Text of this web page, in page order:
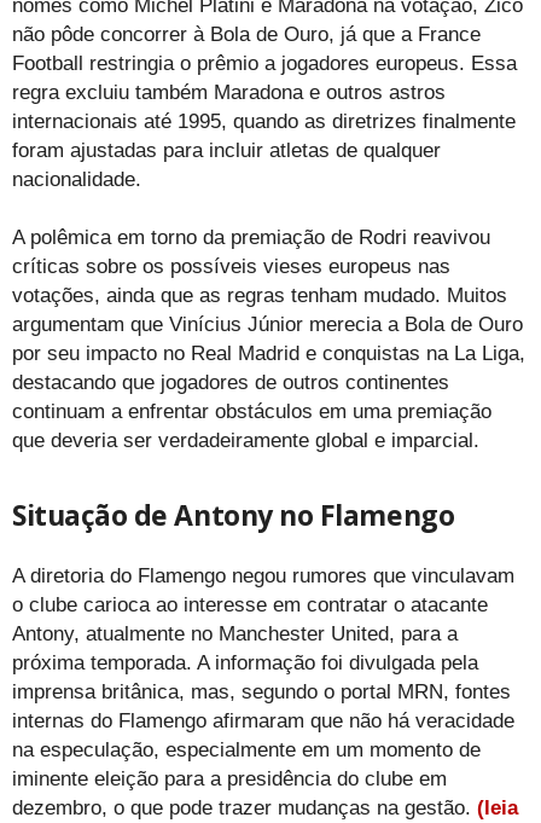
nomes como Michel Platini e Maradona na votação, Zico
não pôde concorrer à Bola de Ouro, já que a France
Football restringia o prêmio a jogadores europeus. Essa
regra excluiu também Maradona e outros astros
internacionais até 1995, quando as diretrizes finalmente
foram ajustadas para incluir atletas de qualquer
nacionalidade.
A polêmica em torno da premiação de Rodri reavivou
críticas sobre os possíveis vieses europeus nas
votações, ainda que as regras tenham mudado. Muitos
argumentam que Vinícius Júnior merecia a Bola de Ouro
por seu impacto no Real Madrid e conquistas na La Liga,
destacando que jogadores de outros continentes
continuam a enfrentar obstáculos em uma premiação
que deveria ser verdadeiramente global e imparcial.
Situação de Antony no Flamengo
A diretoria do Flamengo negou rumores que vinculavam
o clube carioca ao interesse em contratar o atacante
Antony, atualmente no Manchester United, para a
próxima temporada. A informação foi divulgada pela
imprensa britânica, mas, segundo o portal MRN, fontes
internas do Flamengo afirmaram que não há veracidade
na especulação, especialmente em um momento de
iminente eleição para a presidência do clube em
dezembro, o que pode trazer mudanças na gestão. (leia